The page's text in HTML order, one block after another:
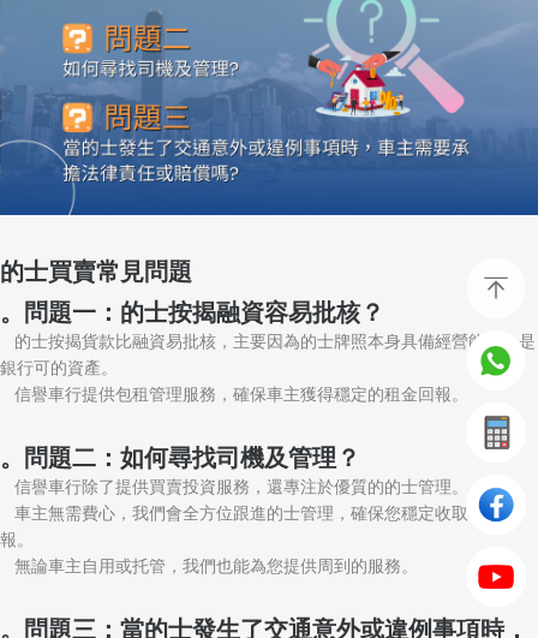
的士買賣常見問題
。問題一：的士按揭融資容易批核？
的士按揭貨款比融資易批核，主要因為的士牌照本身具備經營能力，是
銀行可的資產。
信譽車行提供包租管理服務，確保車主獲得穩定的租金回報。
。問題二：如何尋找司機及管理？
信譽車行除了提供買賣投資服務，還專注於優質的的士管理。
車主無需費心，我們會全方位跟進的士管理，確保您穩定收取租金回
報。
無論車主自用或托管，我們也能為您提供周到的服務。
。問題三：當的士發生了交通意外或違例事項時，